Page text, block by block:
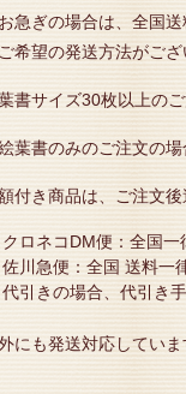
急ぎの場合は、全国送
希望の発送方法がござ
書サイズ30枚以上のご
葉書のみのご注文の場
付き商品は、ご注文後
クロネコDM便：全国一
佐川急便：全国 送料一
代引きの場合、代引き
にも発送対応してい